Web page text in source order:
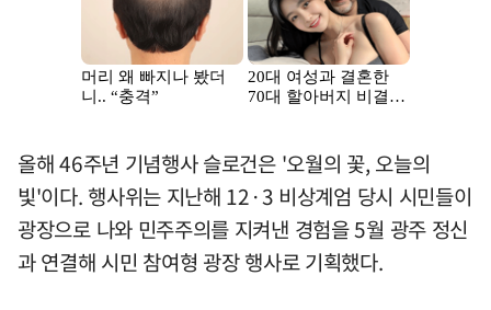
올해 46주년 기념행사 슬로건은 '오월의 꽃, 오늘의
빛'이다. 행사위는 지난해 12·3 비상계엄 당시 시민들이
광장으로 나와 민주주의를 지켜낸 경험을 5월 광주 정신
과 연결해 시민 참여형 광장 행사로 기획했다.